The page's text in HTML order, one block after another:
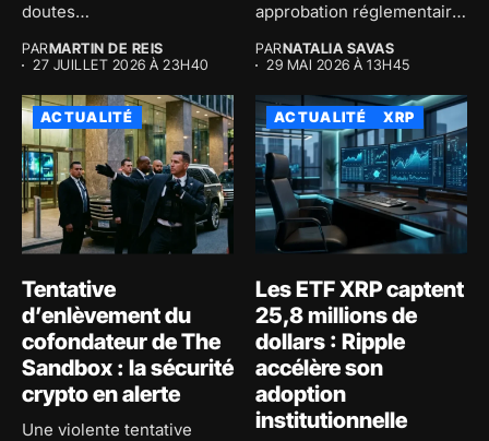
doutes
PARMARTIN DE REIS
27 JUILLET 2026 À 23H40
approbation réglementaire
PARNATALIA SAVAS
29 MAI 2026 À 13H45
ACTUALITÉ
Tentative
d’enlèvement du
cofondateur de The
Sandbox : la sécurité
crypto en alerte
Une violente tentative
ACTUALITÉ XRP
Les ETF XRP captent
25,8 millions de
dollars : Ripple
accélère son
adoption
institutionnelle